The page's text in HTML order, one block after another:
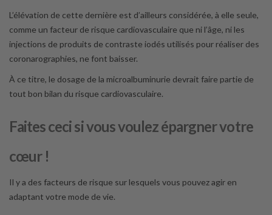
L’élévation de cette dernière est d’ailleurs considérée, à elle seule,
comme un facteur de risque cardiovasculaire que ni l’âge, ni les
injections de produits de contraste iodés utilisés pour réaliser des
coronarographies, ne font baisser.
À ce titre, le dosage de la microalbuminurie devrait faire partie de
tout bon bilan du risque cardiovasculaire.
Faites ceci si vous voulez épargner votre
cœur !
Il y a des facteurs de risque sur lesquels vous pouvez agir en
adaptant votre mode de vie.